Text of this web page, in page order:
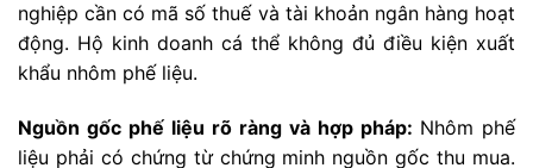
nghiệp cần có mã số thuế và tài khoản ngân hàng hoạt
động. Hộ kinh doanh cá thể không đủ điều kiện xuất
khẩu nhôm phế liệu.
Nguồn gốc phế liệu rõ ràng và hợp pháp: Nhôm phế
liệu phải có chứng từ chứng minh nguồn gốc thu mua.